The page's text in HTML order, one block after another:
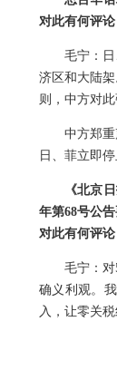
对此有何评论
毛宁：
济区和大陆
则，中方对
中方郑
日、菲立即
《北京
年第68号公
对此有何评论
毛宁：
确义利观。
入，让零关